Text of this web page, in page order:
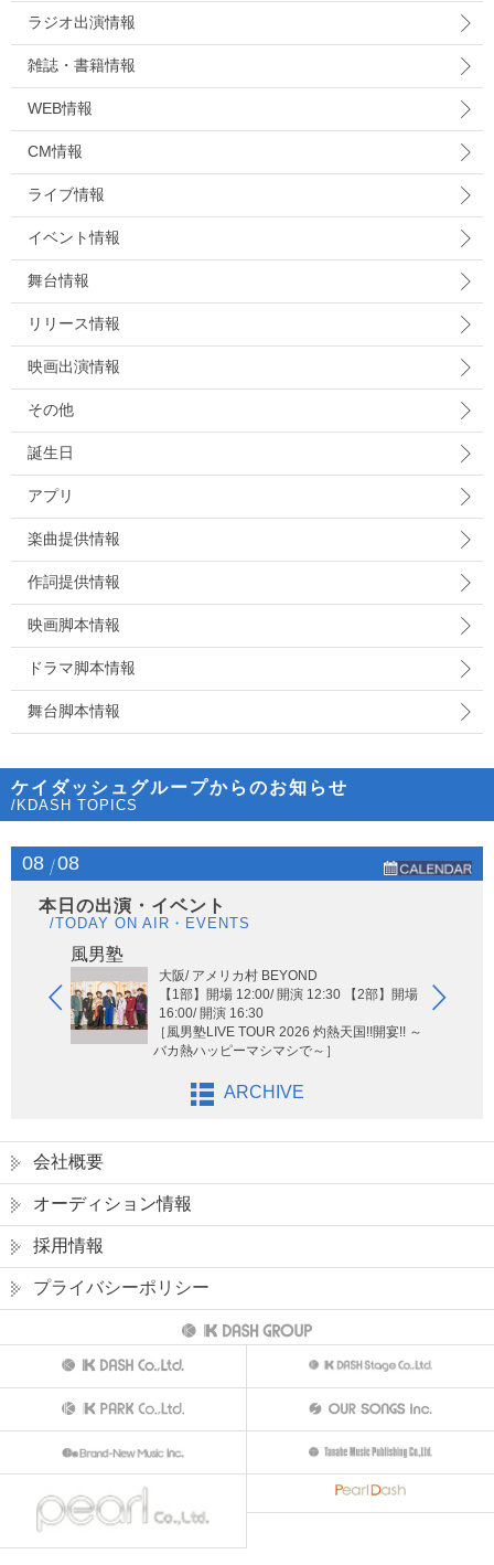
ラジオ出演情報
雑誌・書籍情報
WEB情報
CM情報
ライブ情報
イベント情報
舞台情報
リリース情報
映画出演情報
その他
誕生日
アプリ
楽曲提供情報
作詞提供情報
映画脚本情報
ドラマ脚本情報
舞台脚本情報
ケイダッシュグループからのお知らせ
/KDASH TOPICS
08 08
本日の出演・イベント
/TODAY ON AIR・EVENTS
風男塾
大阪/ アメリカ村 BEYOND
【1部】開場 12:00/ 開演 12:30 【2部】開場
16:00/ 開演 16:30
［風男塾LIVE TOUR 2026 灼熱天国!!開宴!! ～
バカ熱ハッピーマシマシで～］
ARCHIVE
会社概要
オーディション情報
採用情報
プライバシーポリシー